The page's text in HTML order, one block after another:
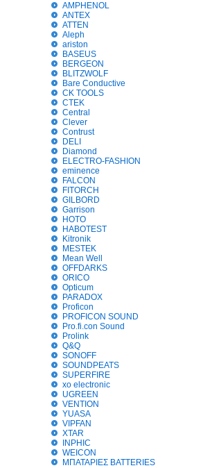
AMPHENOL
ANTEX
ATTEN
Aleph
ariston
BASEUS
BERGEON
BLITZWOLF
Bare Conductive
CK TOOLS
CTEK
Central
Clever
Contrust
DELI
Diamond
ELECTRO-FASHION
eminence
FALCON
FITORCH
GILBORD
Garrison
HOTO
HABOTEST
Kitronik
MESTEK
Mean Well
OFFDARKS
ORICO
Opticum
PARADOX
Proficon
PROFICON SOUND
Pro.fi.con Sound
Prolink
Q&Q
SONOFF
SOUNDPEATS
SUPERFIRE
xo electronic
UGREEN
VENTION
YUASA
VIPFAN
XTAR
INPHIC
WEICON
ΜΠΑΤΑΡΙΕΣ BATTERIES